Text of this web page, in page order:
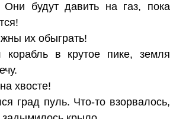
будут давить на газ, пока
их обыграть!
корабль в крутое пике, земля
хвосте!
град пуль. Что-то взорвалось,